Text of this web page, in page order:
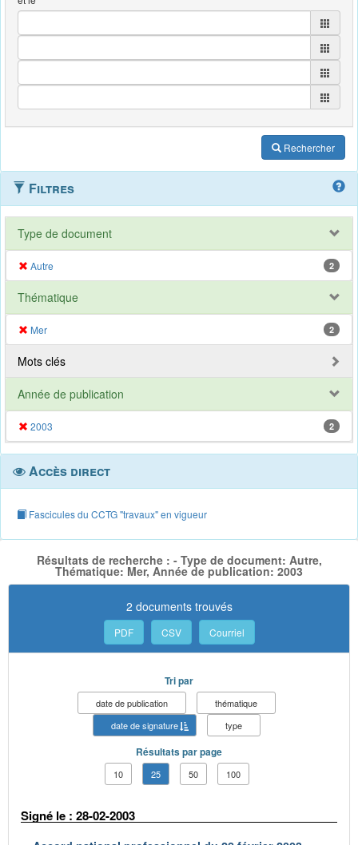
Rechercher
Filtres
Type de document
Autre 2
Thématique
Mer 2
Mots clés
Année de publication
2003 2
Accès direct
Fascicules du CCTG "travaux" en vigueur
Résultats de recherche : - Type de document: Autre,
Thématique: Mer, Année de publication: 2003
2 documents trouvés
PDF CSV Courriel
Tri par
date de publication
thématique
date de signature
type
Résultats par page
10 25 50 100
Signé le : 28-02-2003